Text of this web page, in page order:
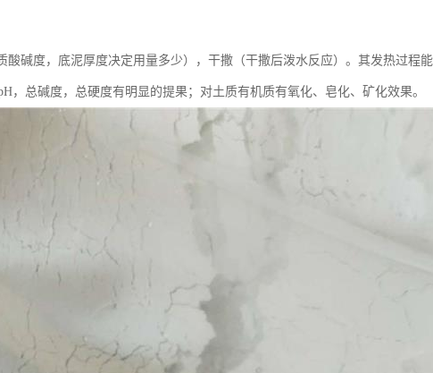
酸碱度，底泥厚度决定用量多少），干撒（干撒后泼水反应）。其发热过程
，总碱度，总硬度有明显的提果；对土质有机质有氧化、皂化、矿化效果。